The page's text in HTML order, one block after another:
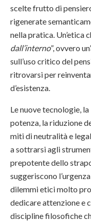
scelte frutto di
rigenerate
nella pratica. Un’etica
dall’interno”, ovvero
sull’uso critico del
ritrovarsi per
d’esistenza.
Le nuove tecnologie,
potenza, la riduzione
miti di neutralità e
a sottrarsi agli
prepotente dello
suggeriscono
dilemmi etici molto
dedicare attenzione e
discipline filosofiche